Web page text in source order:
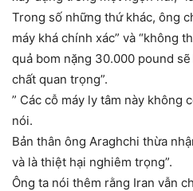
Trong số những thứ khác, ông
máy khá chính xác” và “không
quả bom nặng 30.000 pound
chất quan trọng”.
” Các cỗ máy ly tâm này không
nói.
Bản thân ông Araghchi thừa
và là thiệt hại nghiêm trọng”.
Ông ta nói thêm rằng Iran vẫn